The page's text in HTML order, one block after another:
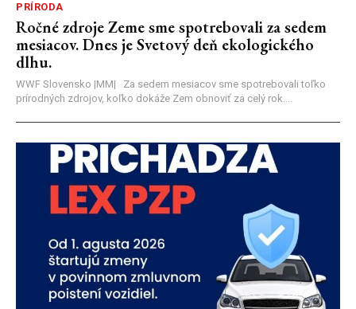
PRÍRODA
Ročné zdroje Zeme sme spotrebovali za sedem
mesiacov. Dnes je Svetový deň ekologického
dlhu.
WWF Slovensko |MM| Za sedem mesiacov sme spotrebovali toľko
prírodných zdrojov, koľko dokáže Zem obnoviť za celý rok....